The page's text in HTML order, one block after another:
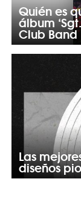
Quién es
álbum
Club Band
Las
diseños